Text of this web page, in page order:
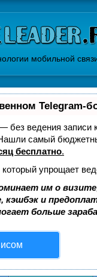
мобильной
Telegram-
без ведения
самый
бесплатно.
упрощает
им о
кэшбэк и
больше